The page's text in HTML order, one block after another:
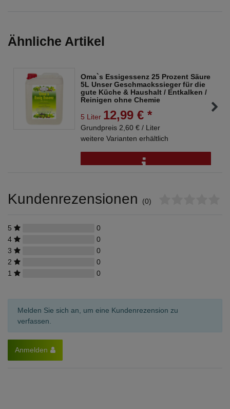
Ähnliche Artikel
Oma`s Essigessenz 25 Prozent Säure
5L Unser Geschmackssieger für die
gute Küche & Haushalt / Entkalken /
Reinigen ohne Chemie
5 Liter 12,99 € *
Grundpreis 2,60 € / Liter
weitere Varianten erhältlich
Kundenrezensionen (0)
5
0
4
0
3
0
2
0
1
0
Melden Sie sich an, um eine Kundenrezension zu
verfassen.
Anmelden